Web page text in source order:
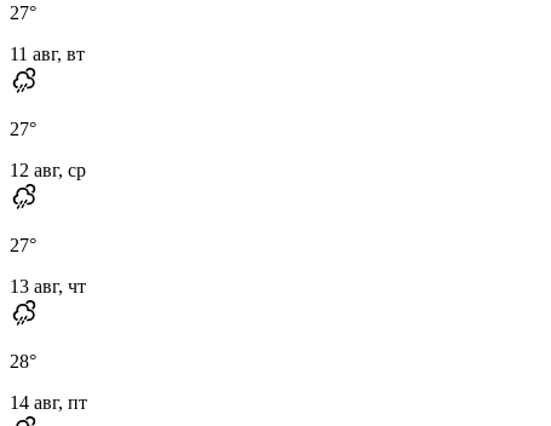
27°
11 авг, вт
27°
12 авг, ср
27°
13 авг, чт
28°
14 авг, пт